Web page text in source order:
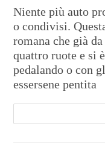
Niente più auto
o condivisi.
romana che già
quattro ruote e si
pedalando o con
essersene pentita